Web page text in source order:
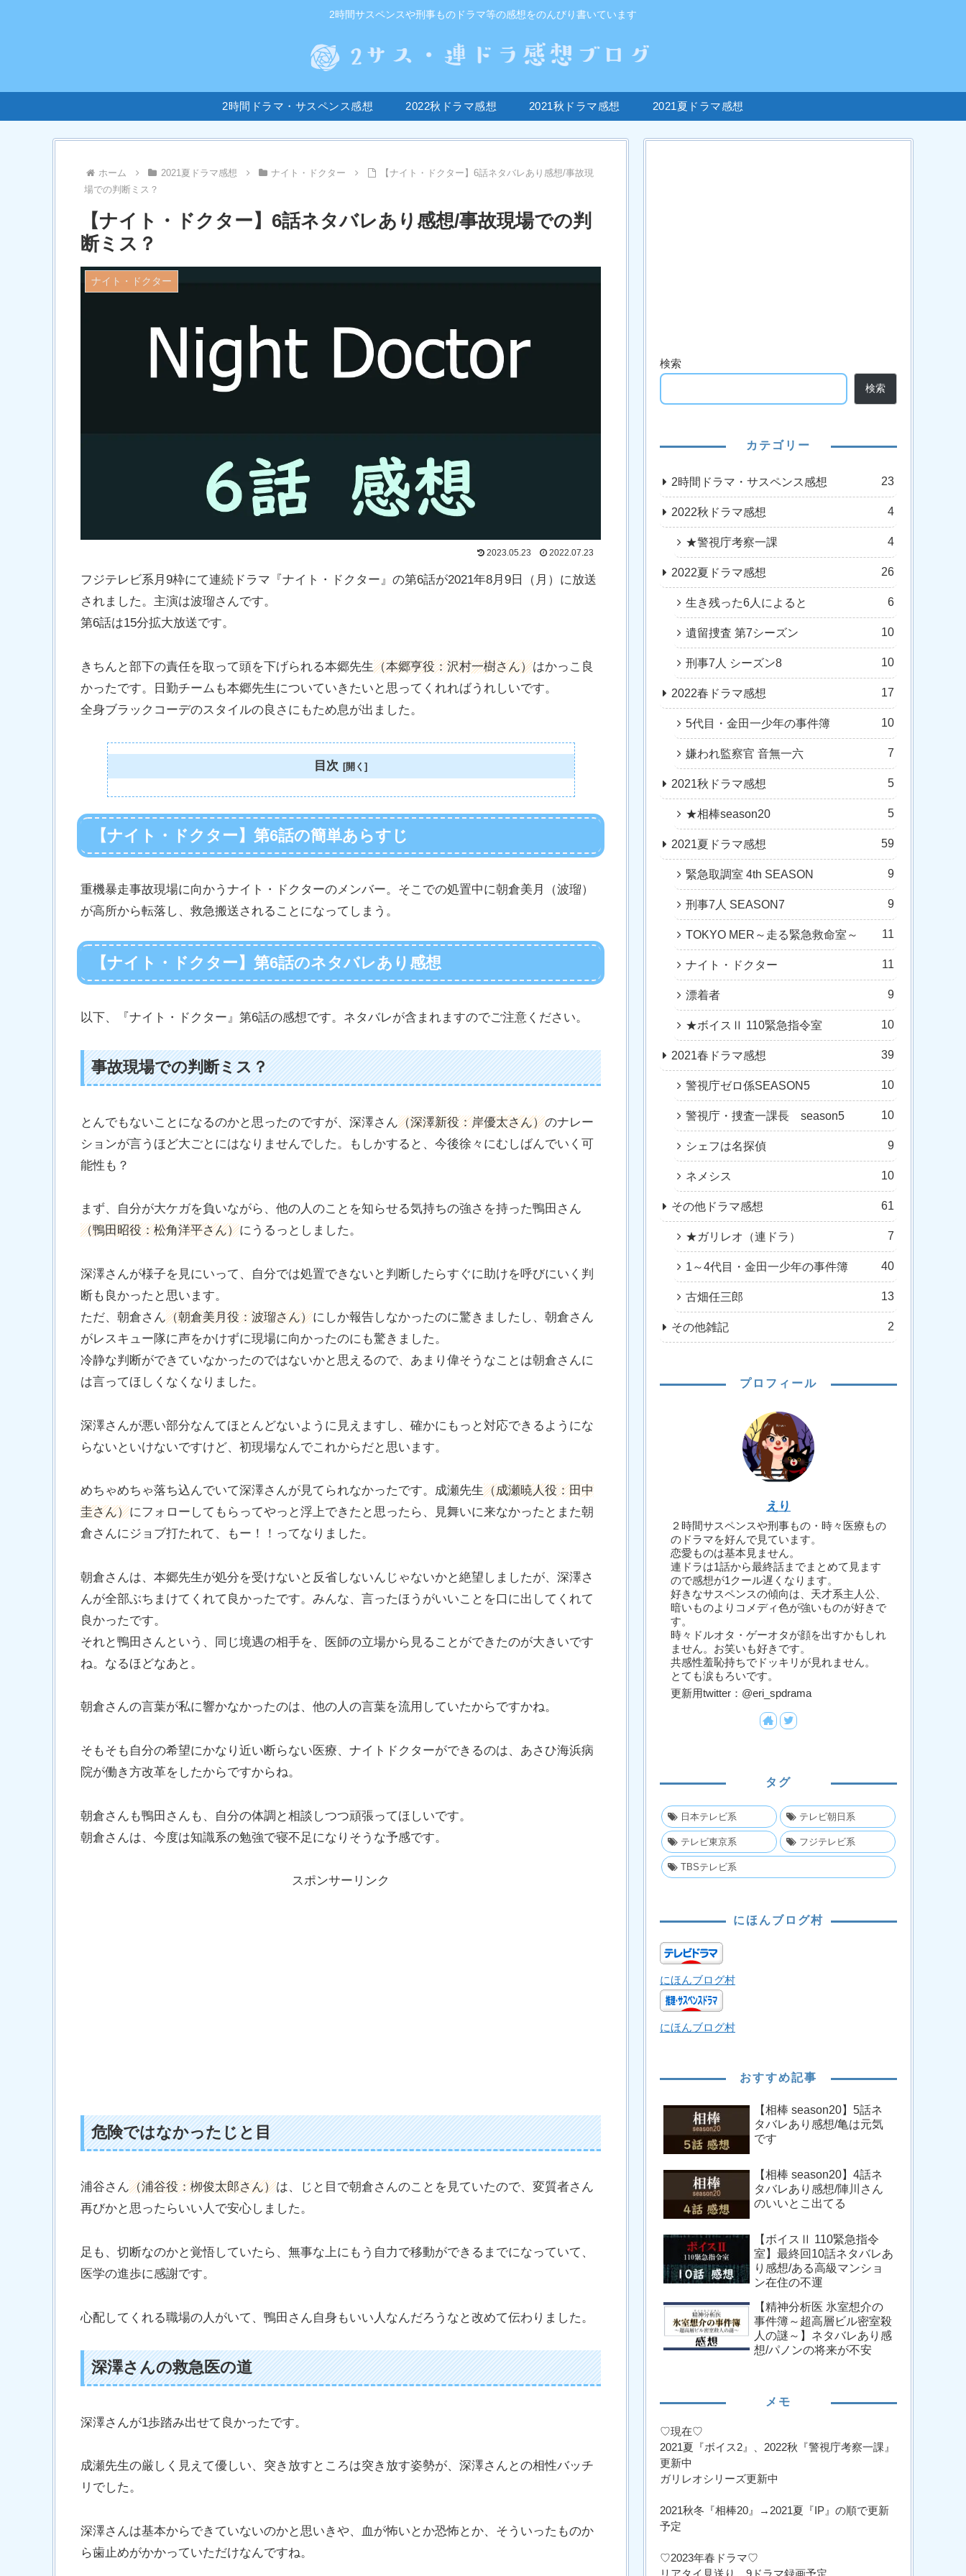
2時間サスペンスや刑事ものドラマ等の感想をのんびり書いています
2時間ドラマ・サスペンス感想 2022秋ドラマ感想 2021秋ドラマ感想 2021夏ドラマ感想
ホーム 2021夏ドラマ感想 ナイト・ドクター
【ナイト・ドクター】6話ネタバレあり感想/事故現
場での判断ミス？
【ナイト・ドクター】6話ネタバレあり感想/事故現場での判
断ミス？
ナイト・ドクター
2023.05.23 2022.07.23
フジテレビ系月9枠にて連続ドラマ『ナイト・ドクター』の第6話が2021年8月9日（月）に放送
されました。主演は波瑠さんです。
第6話は15分拡大放送です。
きちんと部下の責任を取って頭を下げられる本郷先生（本郷亨役：沢村一樹さん）はかっこ良
かったです。日勤チームも本郷先生についていきたいと思ってくれればうれしいです。
全身ブラックコーデのスタイルの良さにもため息が出ました。
目次
【ナイト・ドクター】第6話の簡単あらすじ
重機暴走事故現場に向かうナイト・ドクターのメンバー。そこでの処置中に朝倉美月（波瑠）
が高所から転落し、救急搬送されることになってしまう。
【ナイト・ドクター】第6話のネタバレあり感想
以下、『ナイト・ドクター』第6話の感想です。ネタバレが含まれますのでご注意ください。
事故現場での判断ミス？
とんでもないことになるのかと思ったのですが、深澤さん（深澤新役：岸優太さん）のナレー
ションが言うほど大ごとにはなりませんでした。もしかすると、今後徐々にむしばんでいく可
能性も？
まず、自分が大ケガを負いながら、他の人のことを知らせる気持ちの強さを持った鴨田さん
（鴨田昭役：松角洋平さん）にうるっとしました。
深澤さんが様子を見にいって、自分では処置できないと判断したらすぐに助けを呼びにいく判
断も良かったと思います。
ただ、朝倉さん（朝倉美月役：波瑠さん）にしか報告しなかったのに驚きましたし、朝倉さん
がレスキュー隊に声をかけずに現場に向かったのにも驚きました。
冷静な判断ができていなかったのではないかと思えるので、あまり偉そうなことは朝倉さんに
は言ってほしくなくなりました。
深澤さんが悪い部分なんてほとんどないように見えますし、確かにもっと対応できるようにな
らないといけないですけど、初現場なんでこれからだと思います。
めちゃめちゃ落ち込んでいて深澤さんが見てられなかったです。成瀬先生（成瀬暁人役：田中
圭さん）にフォローしてもらってやっと浮上できたと思ったら、見舞いに来なかったとまた朝
倉さんにジョブ打たれて、もー！！ってなりました。
朝倉さんは、本郷先生が処分を受けないと反省しないんじゃないかと絶望しましたが、深澤さ
んが全部ぶちまけてくれて良かったです。みんな、言ったほうがいいことを口に出してくれて
良かったです。
それと鴨田さんという、同じ境遇の相手を、医師の立場から見ることができたのが大きいです
ね。なるほどなあと。
朝倉さんの言葉が私に響かなかったのは、他の人の言葉を流用していたからですかね。
そもそも自分の希望にかなり近い断らない医療、ナイトドクターができるのは、あさひ海浜病
院が働き方改革をしたからですからね。
朝倉さんも鴨田さんも、自分の体調と相談しつつ頑張ってほしいです。
朝倉さんは、今度は知識系の勉強で寝不足になりそうな予感です。
スポンサーリンク
危険ではなかったじと目
浦谷さん（浦谷役：栁俊太郎さん）は、じと目で朝倉さんのことを見ていたので、変質者さん
再びかと思ったらいい人で安心しました。
足も、切断なのかと覚悟していたら、無事な上にもう自力で移動ができるまでになっていて、
医学の進歩に感謝です。
心配してくれる職場の人がいて、鴨田さん自身もいい人なんだろうなと改めて伝わりました。
深澤さんの救急医の道
深澤さんが1歩踏み出せて良かったです。
成瀬先生の厳しく見えて優しい、突き放すところは突き放す姿勢が、深澤さんとの相性バッチ
リでした。
深澤さんは基本からできていないのかと思いきや、血が怖いとか恐怖とか、そういったものか
ら歯止めがかかっていただけなんですね。
検索
検索
カテゴリー
2時間ドラマ・サスペンス感想 23
2022秋ドラマ感想 4
★警視庁考察一課 4
2022夏ドラマ感想 26
生き残った6人によると 6
遺留捜査 第7シーズン 10
刑事7人 シーズン8 10
2022春ドラマ感想 17
5代目・金田一少年の事件簿 10
嫌われ監察官 音無一六 7
2021秋ドラマ感想 5
★相棒season20 5
2021夏ドラマ感想 59
緊急取調室 4th SEASON 9
刑事7人 SEASON7 9
TOKYO MER～走る緊急救命室～ 11
ナイト・ドクター 11
漂着者 9
★ボイスⅡ 110緊急指令室 10
2021春ドラマ感想 39
警視庁ゼロ係SEASON5 10
警視庁・捜査一課長 season5 10
シェフは名探偵 9
ネメシス 10
その他ドラマ感想 61
★ガリレオ（連ドラ） 7
1～4代目・金田一少年の事件簿 40
古畑任三郎 13
その他雑記 2
プロフィール
えり
２時間サスペンスや刑事もの・時々医療もの
のドラマを好んで見ています。
恋愛ものは基本見ません。
連ドラは1話から最終話までまとめて見ます
ので感想が1クール遅くなります。
好きなサスペンスの傾向は、天才系主人公、
暗いものよりコメディ色が強いものが好きで
す。
時々ドルオタ・ゲーオタが顔を出すかもしれ
ません。お笑いも好きです。
共感性羞恥持ちでドッキリが見れません。
とても涙もろいです。
更新用twitter：@eri_spdrama
タグ
日本テレビ系 テレビ朝日系
テレビ東京系 フジテレビ系
TBSテレビ系
にほんブログ村
にほんブログ村
にほんブログ村
おすすめ記事
【相棒 season20】5話ネ
タバレあり感想/亀は元気
です
【相棒 season20】4話ネ
タバレあり感想/陣川さん
のいいとこ出てる
【ボイスⅡ 110緊急指令
室】最終回10話ネタバレあ
り感想/ある高級マンショ
ン在住の不運
【精神分析医 氷室想介の
事件簿～超高層ビル密室殺
人の謎～】ネタバレあり感
想/パノンの将来が不安
メモ
♡現在♡
2021夏『ボイス2』、2022秋『警視庁考察一課』
更新中
ガリレオシリーズ更新中
2021秋冬『相棒20』→2021夏『IP』の順で更新
予定
♡2023年春ドラマ♡
リアタイ見送り、9ドラマ録画予定